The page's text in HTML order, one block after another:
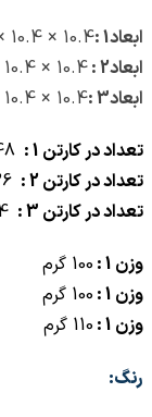
ابعاد1 : 10.4 × 10.4 × 10 سانتیمتر
ابعاد2 :
10.4 × 10.4 × 14 سانتیمتر
ابعاد3 :
10.4 × 10.4 × 18.5 سانتیمتر
تعداد در کارتن 1 :
تعداد در کارتن 2 :
تعداد در کارتن 3 :
وزن
100 گرم
وزن 1 :
100 گرم
وزن 1 :
110 گرم
رنگ: